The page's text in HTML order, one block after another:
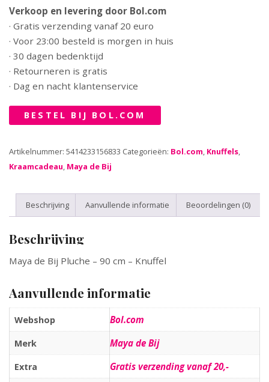
Verkoop en levering door Bol.com
· Gratis verzending vanaf 20 euro
· Voor 23:00 besteld is morgen in huis
· 30 dagen bedenktijd
· Retourneren is gratis
· Dag en nacht klantenservice
BESTEL BIJ BOL.COM
Artikelnummer: 5414233156833 Categorieën: Bol.com, Knuffels,
Kraamcadeau, Maya de Bij
Beschrijving Aanvullende informatie Beoordelingen (0)
Beschrijving
Maya de Bij Pluche – 90 cm – Knuffel
Aanvullende informatie
Webshop Bol.com
Merk Maya de Bij
Extra Gratis verzending vanaf 20,-